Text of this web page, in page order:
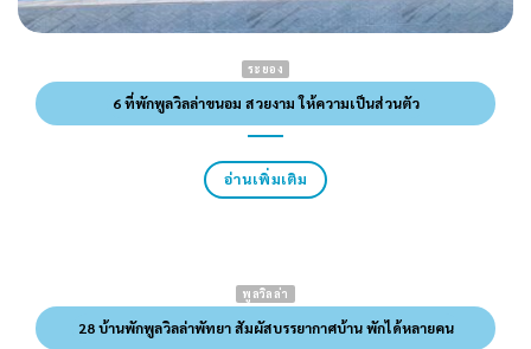
ระยอง
6 ที่พักพูลวิลล่าขนอม สวยงาม ให้ความเป็นส่วนตัว
อ่านเพิ่มเติม
พูลวิลล่า
28 บ้านพักพูลวิลล่าพัทยา สัมผัสบรรยากาศบ้าน พักได้หลายคน